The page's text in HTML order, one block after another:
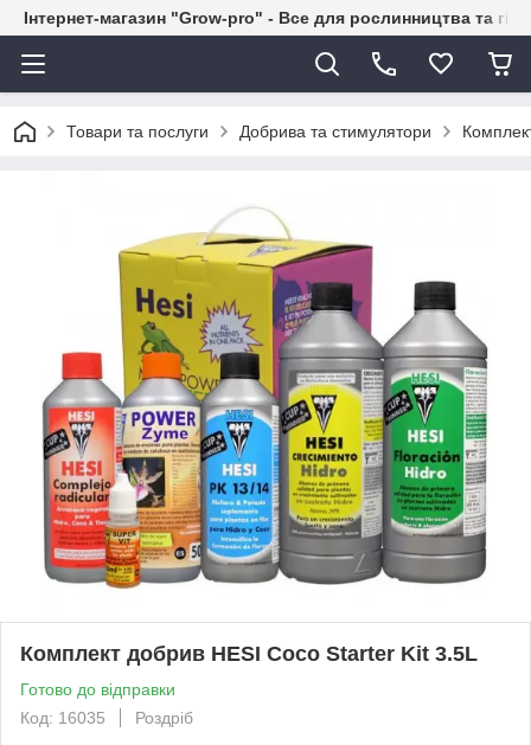
Інтернет-магазин "Grow-pro" - Все для рослинництва та
Товари та послуги Добрива та стимулятори
Комплект добрив HESI Coco Starter Kit 3.5L
Готово до відправки
Код: 16035
Роздріб